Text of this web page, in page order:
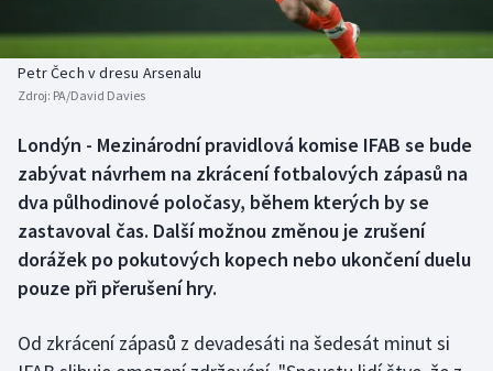
Biatlon
Box
Curling
Dostihy
Florbal
Aplikace ČT sport
Petr Čech v dresu Arsenalu
Zdroj: PA/David Davies
Londýn - Mezinárodní pravidlová komise IFAB se bude
zabývat návrhem na zkrácení fotbalových zápasů na
dva půlhodinové poločasy, během kterých by se
zastavoval čas. Další možnou změnou je zrušení
dorážek po pokutových kopech nebo ukončení duelu
pouze při přerušení hry.
Od zkrácení zápasů z devadesáti na šedesát minut si